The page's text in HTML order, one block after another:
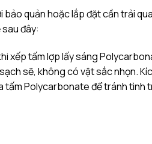
quản hoặc lắp đặt cần trải
đây:
xếp tấm lợp lấy sáng
sẽ, không có vật sắc nhọn.
tấm Polycarbonate để tránh